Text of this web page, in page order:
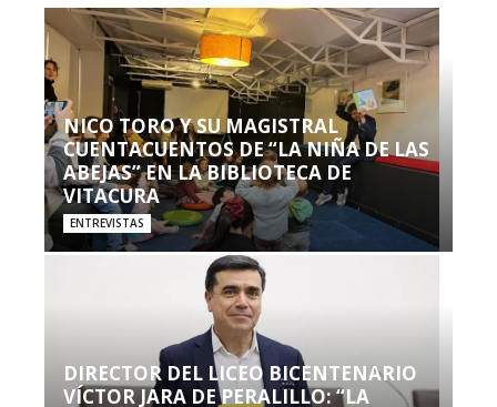
NICO TORO Y SU MAGISTRAL
CUENTACUENTOS DE “LA NIÑA DE LAS
ABEJAS” EN LA BIBLIOTECA DE
VITACURA
ENTREVISTAS
DIRECTOR DEL LICEO BICENTENARIO
VÍCTOR JARA DE PERALILLO: “LA